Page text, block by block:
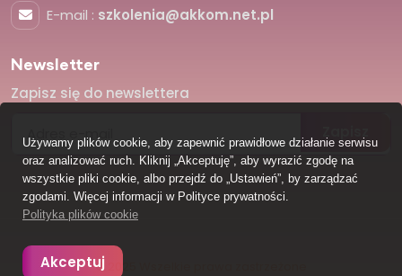
E-mail : szkolenia@akkom.net.pl
Newsletter
Zapisz się do newslettera
© 2025 Wszelkie prawa zastrzeżone
Używamy plików cookie, aby zapewnić prawidłowe działanie serwisu
oraz analizować ruch. Kliknij „Akceptuję”, aby wyrazić zgodę na
wszystkie pliki cookie, albo przejdź do „Ustawień”, by zarządzać
zgodami. Więcej informacji w Polityce prywatności.
Polityka plików cookie
Akceptuj